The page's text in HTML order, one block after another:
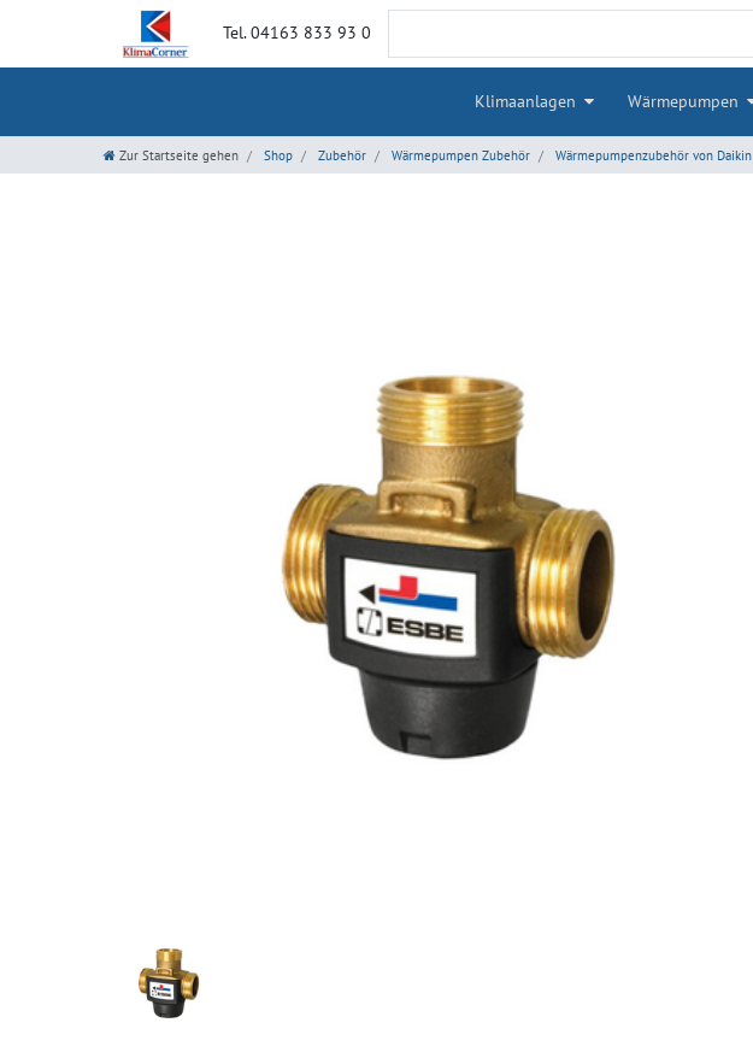
Tel. 04163 833 93 0
Klimaanlagen Wärmepumpen
Zur Startseite gehen Shop Zubehör Wärmepumpen Zubehör Wärmepumpenzubehör von Daikin